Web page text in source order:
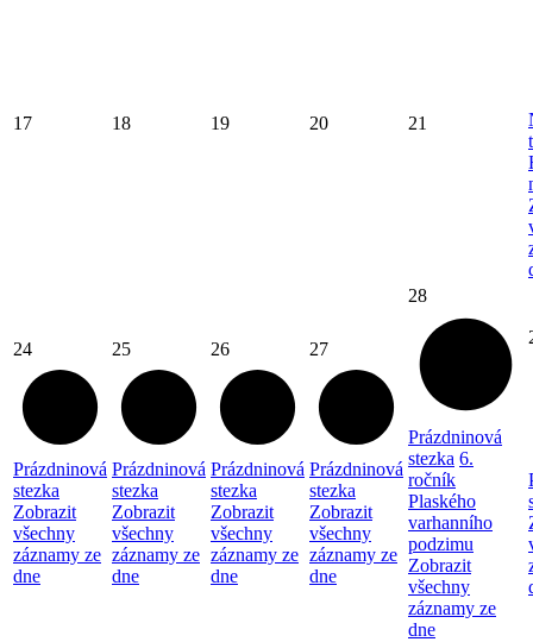
17 18 19 20 21
24
Prázdninová
stezka
Zobrazit
všechny
záznamy ze
dne
25
Prázdninová
stezka
Zobrazit
všechny
záznamy ze
dne
26
Prázdninová
stezka
Zobrazit
všechny
záznamy ze
dne
27
Prázdninová
stezka
Zobrazit
všechny
záznamy ze
dne
28
Prázdninová
stezka 6.
ročník
Plaského
varhanního
podzimu
Zobrazit
všechny
záznamy ze
dne